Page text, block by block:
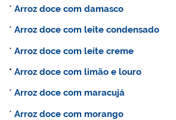
*Arroz doce com damasco
*Arroz doce com leite condensado
*Arroz doce com leite creme
*Arroz doce com limão e louro
*Arroz doce com maracujá
*Arroz doce com morango